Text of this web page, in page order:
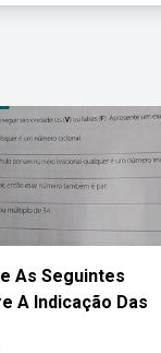
As Seguintes
A Indicação Das